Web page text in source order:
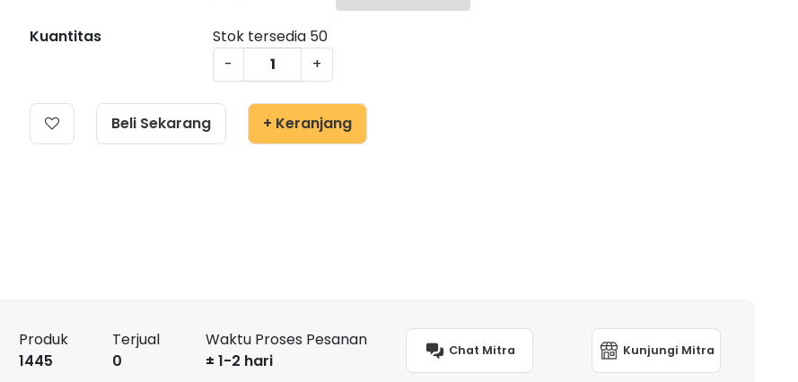
Kuantitas Stok tersedia 50
-
+
Beli Sekarang + Keranjang
Produk
1445
Terjual
0
Waktu Proses Pesanan
± 1-2 hari
Chat Mitra Kunjungi Mitra